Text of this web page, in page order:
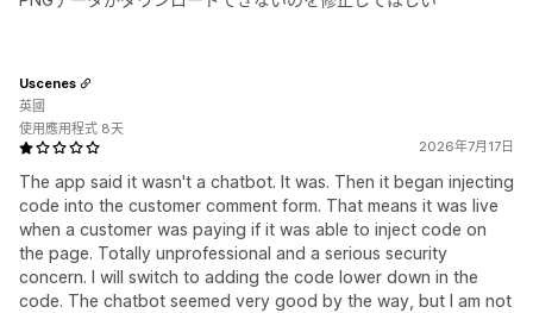
2026年7月17日
The app said it wasn't a chatbot. It was. Then it began injecting
code into the customer comment form. That means it was live
when a customer was paying if it was able to inject code on
the page. Totally unprofessional and a serious security
concern. I will switch to adding the code lower down in the
code. The chatbot seemed very good by the way, but I am not
Uscenes
英國
使用應用程式 8天